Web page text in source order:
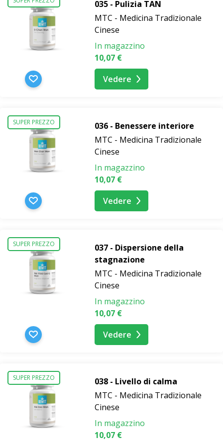
035 - Pulizia TAN
MTC - Medicina Tradizionale
Cinese
In magazzino
10,07 €
Vedere
SUPER PREZZO
036 - Benessere interiore
MTC - Medicina Tradizionale
Cinese
In magazzino
10,07 €
Vedere
SUPER PREZZO
037 - Dispersione della
stagnazione
MTC - Medicina Tradizionale
Cinese
In magazzino
10,07 €
Vedere
SUPER PREZZO
038 - Livello di calma
MTC - Medicina Tradizionale
Cinese
In magazzino
10,07 €